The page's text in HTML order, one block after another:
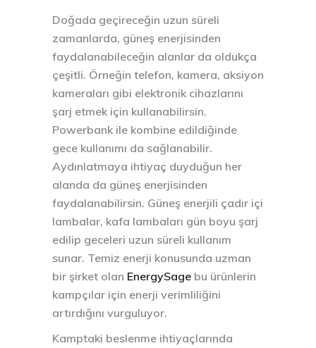
Doğada geçireceğin uzun süreli
zamanlarda, güneş enerjisinden
faydalanabileceğin alanlar da oldukça
çeşitli. Örneğin telefon, kamera, aksiyon
kameraları gibi elektronik cihazlarını
şarj etmek için kullanabilirsin.
Powerbank ile kombine edildiğinde
gece kullanımı da sağlanabilir.
Aydınlatmaya ihtiyaç duyduğun her
alanda da güneş enerjisinden
faydalanabilirsin. Güneş enerjili çadır içi
lambalar, kafa lambaları gün boyu şarj
edilip geceleri uzun süreli kullanım
sunar. Temiz enerji konusunda uzman
bir şirket olan EnergySage bu ürünlerin
kampçılar için enerji verimliliğini
artırdığını vurguluyor.
Kamptaki beslenme ihtiyaçlarında